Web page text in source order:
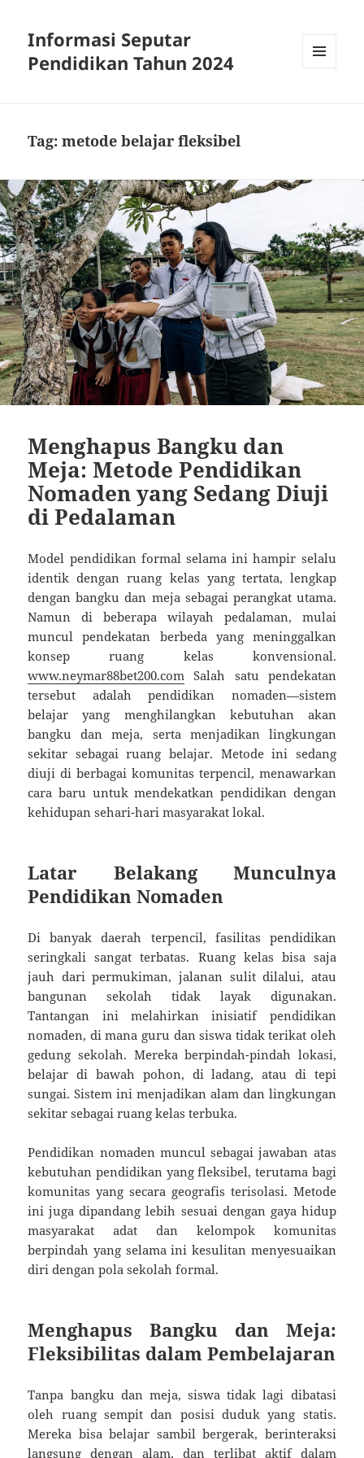
Informasi Seputar
Pendidikan Tahun 2024
Tag:metode belajar fleksibel
Menghapus Bangku dan
Meja: Metode Pendidikan
Nomaden yang Sedang Diuji
di Pedalaman
Model pendidikan formal selama ini hampir selalu
identik dengan ruang kelas yang tertata, lengkap
dengan bangku dan meja sebagai perangkat utama.
Namun di beberapa wilayah pedalaman, mulai
muncul pendekatan berbeda yang meninggalkan
konsep ruang kelas konvensional.
www.neymar88bet200.com Salah satu pendekatan
tersebut adalah pendidikan nomaden—sistem
belajar yang menghilangkan kebutuhan akan
bangku dan meja, serta menjadikan lingkungan
sekitar sebagai ruang belajar. Metode ini sedang
diuji di berbagai komunitas terpencil, menawarkan
cara baru untuk mendekatkan pendidikan dengan
kehidupan sehari-hari masyarakat lokal.
Latar Belakang Munculnya
Pendidikan Nomaden
Di banyak daerah terpencil, fasilitas pendidikan
seringkali sangat terbatas. Ruang kelas bisa saja
jauh dari permukiman, jalanan sulit dilalui, atau
bangunan sekolah tidak layak digunakan.
Tantangan ini melahirkan inisiatif pendidikan
nomaden, di mana guru dan siswa tidak terikat oleh
gedung sekolah. Mereka berpindah-pindah lokasi,
belajar di bawah pohon, di ladang, atau di tepi
sungai. Sistem ini menjadikan alam dan lingkungan
sekitar sebagai ruang kelas terbuka.
Pendidikan nomaden muncul sebagai jawaban atas
kebutuhan pendidikan yang fleksibel, terutama bagi
komunitas yang secara geografis terisolasi. Metode
ini juga dipandang lebih sesuai dengan gaya hidup
masyarakat adat dan kelompok komunitas
berpindah yang selama ini kesulitan menyesuaikan
diri dengan pola sekolah formal.
Menghapus Bangku dan Meja:
Fleksibilitas dalam Pembelajaran
Tanpa bangku dan meja, siswa tidak lagi dibatasi
oleh ruang sempit dan posisi duduk yang statis.
Mereka bisa belajar sambil bergerak, berinteraksi
langsung dengan alam, dan terlibat aktif dalam